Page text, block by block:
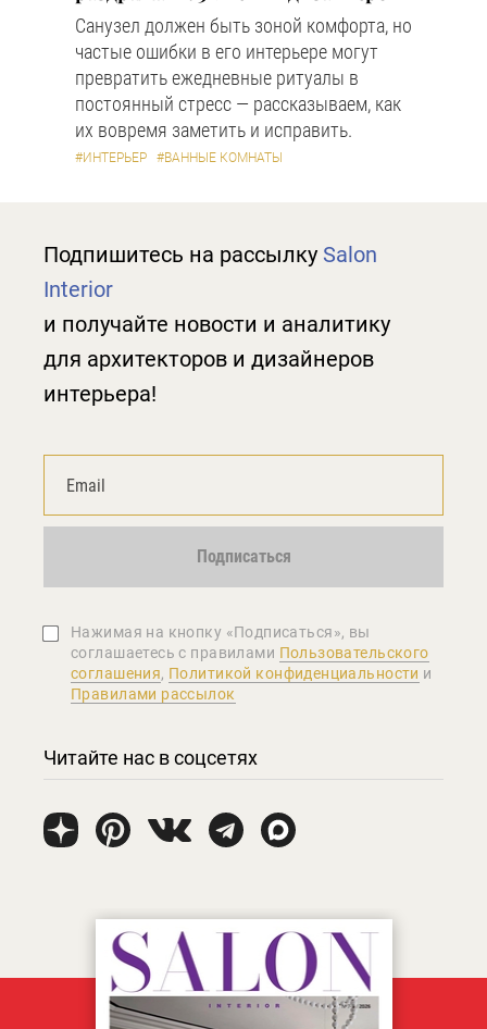
Санузел должен быть зоной комфорта, но
частые ошибки в его интерьере могут
превратить ежедневные ритуалы в
постоянный стресс — рассказываем, как
их вовремя заметить и исправить.
#ИНТЕРЬЕР #ВАННЫЕ КОМНАТЫ
Подпишитесь на рассылку Salon
Interior
и получайте новости и аналитику
для архитекторов и дизайнеров
интерьера!
Подписаться
Нажимая на кнопку «Подписаться», вы
соглашаетеcь с правилами Пользовательского
соглашения, Политикой конфиденциальности и
Правилами рассылок
Читайте нас в соцсетях